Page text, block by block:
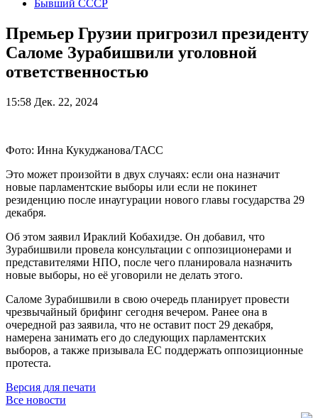
Бывший СССР
Премьер Грузии пригрозил президенту
Саломе Зурабишвили уголовной
ответственностью
15:58 Дек. 22, 2024
Фото: Инна Кукуджанова/ТАСС
Это может произойти в двух случаях: если она назначит
новые парламентские выборы или если не покинет
резиденцию после инаугурации нового главы государства 29
декабря.
Об этом заявил Ираклий Кобахидзе. Он добавил, что
Зурабишвили провела консультации с оппозиционерами и
представителями НПО, после чего планировала назначить
новые выборы, но её уговорили не делать этого.
Саломе Зурабишвили в свою очередь планирует провести
чрезвычайный брифинг сегодня вечером. Ранее она в
очередной раз заявила, что не оставит пост 29 декабря,
намерена занимать его до следующих парламентских
выборов, а также призывала ЕС поддержать оппозиционные
протеста.
Версия для печати
Все новости